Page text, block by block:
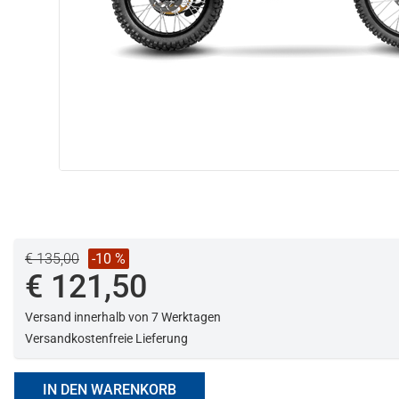
€ 135,00 -10 %
€ 121,50
Versand innerhalb von 7 Werktagen
Versandkostenfreie Lieferung
IN DEN WARENKORB